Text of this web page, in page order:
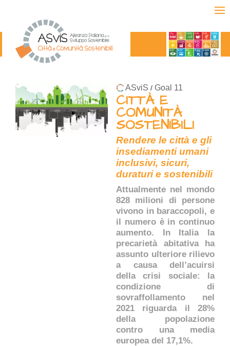
ASviS / Goal 11
CITTÀ E
COMUNITÀ
SOSTENIBILI
Rendere le città e gli
insediamenti umani
inclusivi, sicuri,
duraturi e sostenibili
Attualmente nel mondo
828 milioni di persone
vivono in baraccopoli, e
il numero è in continuo
aumento. In Italia la
precarietà abitativa ha
assunto ulteriore rilievo
a causa dell’acuirsi
della crisi sociale: la
condizione di
sovraffollamento nel
2021 riguarda il 28%
della popolazione
contro una media
europea del 17,1%.